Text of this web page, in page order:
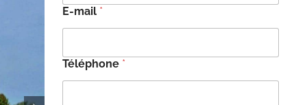
E-mail *
Téléphone *